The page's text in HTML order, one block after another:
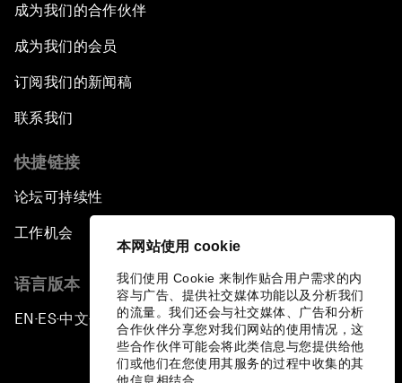
本网站使用 cookie
我们使用 Cookie 来制作贴合用户需求的内
容与广告、提供社交媒体功能以及分析我们
的流量。我们还会与社交媒体、广告和分析
合作伙伴分享您对我们网站的使用情况，这
些合作伙伴可能会将此类信息与您提供给他
们或他们在您使用其服务的过程中收集的其
成为我们的合作伙伴
成为我们的会员
订阅我们的新闻稿
联系我们
快捷链接
论坛可持续性
工作机会
语言版本
EN ▪ES▪中文▪ 日本語